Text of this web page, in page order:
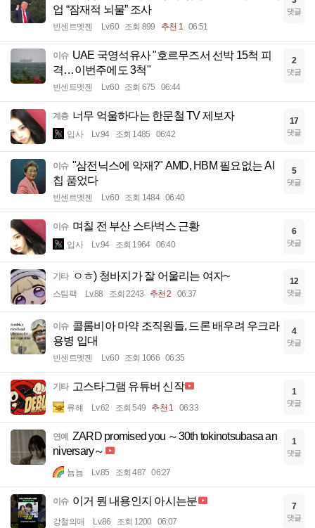
업 “잠재적 뇌물” 조사
빈센트멧젠 Lv.60 조회 899 추천 1 06:51
댓글
이슈 UAE 국영석유사 "호르무즈서 선박 15척 피
격…이번주에도 3척"
빈센트멧젠 Lv.60 조회 675 06:44
2
댓글
계층 너무 억울하다는 한문철 TV 제보자
입사 Lv.94 조회 1485 06:42
17
댓글
이슈 "삼전닉스에 악재?" AMD, HBM 필요없는 AI
칩 품었다
빈센트멧젠 Lv.60 조회 1484 06:40
5
댓글
이슈 며칠 전 부산 스타벅스 근황
입사 Lv.94 조회 1964 06:40
6
댓글
기타 ㅇㅎ) 청바지가 잘 어울리는 여자~
스팀팩 Lv.88 조회 2243 추천 2 06:37
12
댓글
이슈 콜롬비아 마약 조직원들, 드론 배우려 우크라
용병 입대
빈센트멧젠 Lv.60 조회 1066 06:35
4
댓글
기타 고스타그램 유튜버 신작
류햬 Lv.62 조회 549 추천 1 06:33
1
댓글
연예
ZARD promised you ～30th tokinotsubasa an
niversary～
뇸뇸 Lv.85 조회 487 06:27
1
댓글
이슈 이거 뭔 내용인지 아시는분
강철의매 Lv.86 조회 1200 06:07
7
댓글